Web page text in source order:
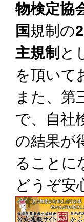
物検定協
国規制の
主規制 と
を頂いて
また、第
で、自社
の結果が
ることに
どうぞ安